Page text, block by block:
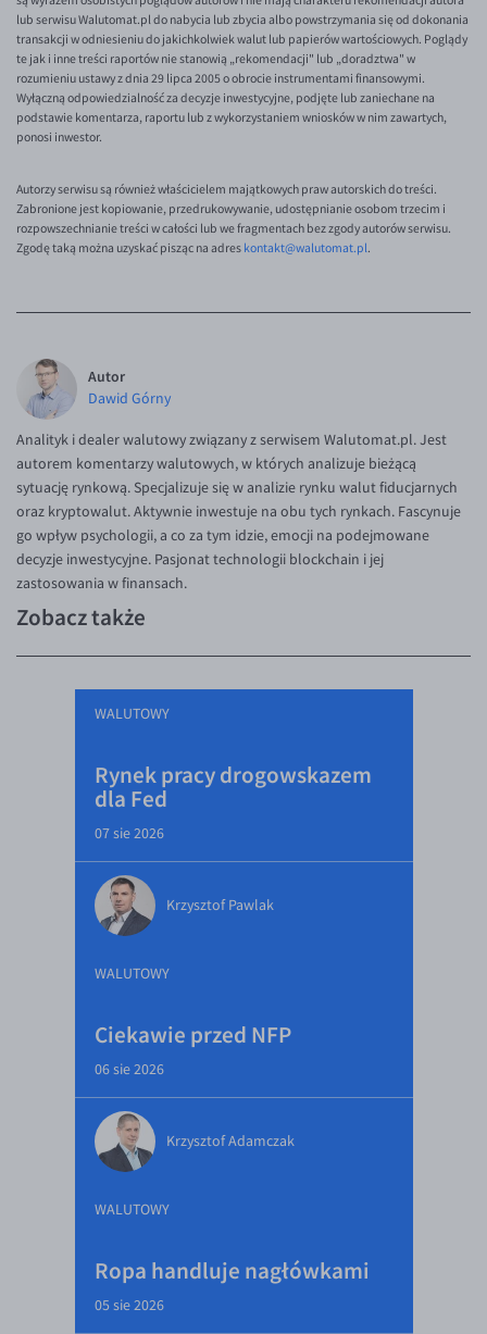
lub serwisu Walutomat.pl do nabycia lub zbycia albo powstrzymania się od dokonania
transakcji w odniesieniu do jakichkolwiek walut lub papierów wartościowych. Poglądy
te jak i inne treści raportów nie stanowią „rekomendacji" lub „doradztwa" w
rozumieniu ustawy z dnia 29 lipca 2005 o obrocie instrumentami finansowymi.
Wyłączną odpowiedzialność za decyzje inwestycyjne, podjęte lub zaniechane na
podstawie komentarza, raportu lub z wykorzystaniem wniosków w nim zawartych,
ponosi inwestor.
Autorzy serwisu są również właścicielem majątkowych praw autorskich do treści.
Zabronione jest kopiowanie, przedrukowywanie, udostępnianie osobom trzecim i
rozpowszechnianie treści w całości lub we fragmentach bez zgody autorów serwisu.
Zgodę taką można uzyskać pisząc na adres kontakt@walutomat.pl.
Autor
Dawid Górny
Analityk i dealer walutowy związany z serwisem Walutomat.pl. Jest
autorem komentarzy walutowych, w których analizuje bieżącą
sytuację rynkową. Specjalizuje się w analizie rynku walut fiducjarnych
oraz kryptowalut. Aktywnie inwestuje na obu tych rynkach. Fascynuje
go wpływ psychologii, a co za tym idzie, emocji na podejmowane
decyzje inwestycyjne. Pasjonat technologii blockchain i jej
zastosowania w finansach.
Zobacz także
WALUTOWY
Rynek pracy drogowskazem
dla Fed
07 sie 2026
Krzysztof Pawlak
WALUTOWY
Ciekawie przed NFP
06 sie 2026
Krzysztof Adamczak
WALUTOWY
Ropa handluje nagłówkami
05 sie 2026